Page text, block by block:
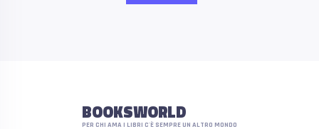
BOOKSWORLD
PER CHI AMA I LIBRI C'È SEMPRE UN ALTRO MONDO